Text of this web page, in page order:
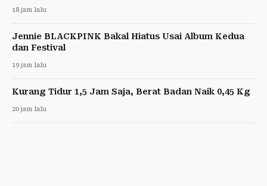
18 jam lalu
Jennie BLACKPINK Bakal Hiatus Usai Album Kedua
dan Festival
19 jam lalu
Kurang Tidur 1,5 Jam Saja, Berat Badan Naik 0,45 Kg
20 jam lalu